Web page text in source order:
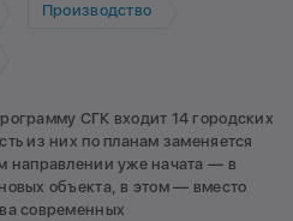
Производство
СГК входит 14 городских
из них по планам заменяется
направлении уже начата — в
объекта, в этом — вместо
современных